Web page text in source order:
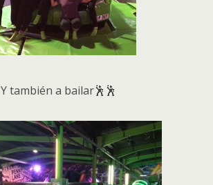
Y también a bailar🕺🕺